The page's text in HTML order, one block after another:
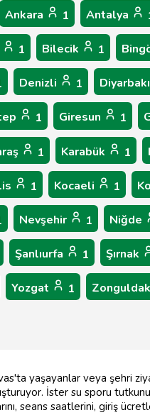
Ankara 1 Antalya
1 Bilecik 1
Denizli 1
1 Giresun 1
1 Karabük 1
1 Kocaeli 1
Nevşehir 1 Niğde
Şanlıurfa 1 Şırnak
Yozgat 1 Zonguldak
yaşayanlar veya şehri
İster su sporu
seans saatlerini, giriş